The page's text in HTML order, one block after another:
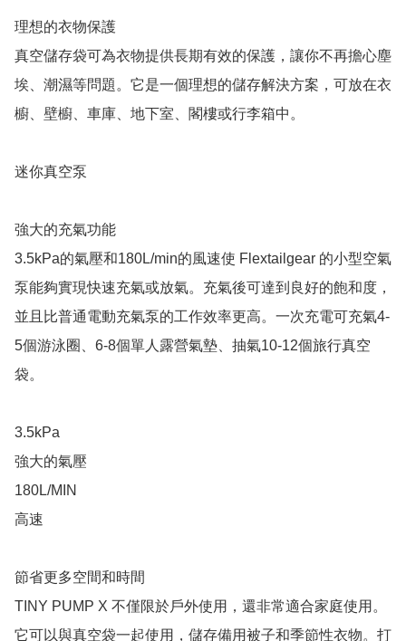
理想的衣物保護
真空儲存袋可為衣物提供長期有效的保護，讓你不再擔心塵
埃、潮濕等問題。它是一個理想的儲存解決方案，可放在衣
櫥、壁櫥、車庫、地下室、閣樓或行李箱中。
迷你真空泵
強大的充氣功能
3.5kPa的氣壓和180L/min的風速使 Flextailgear 的小型空氣
泵能夠實現快速充氣或放氣。充氣後可達到良好的飽和度，
並且比普通電動充氣泵的工作效率更高。一次充電可充氣4-
5個游泳圈、6-8個單人露營氣墊、抽氣10-12個旅行真空
袋。
3.5kPa
強大的氣壓
180L/MIN
高速
節省更多空間和時間
TINY PUMP X 不僅限於戶外使用，還非常適合家庭使用。
它可以與真空袋一起使用，儲存備用被子和季節性衣物。打